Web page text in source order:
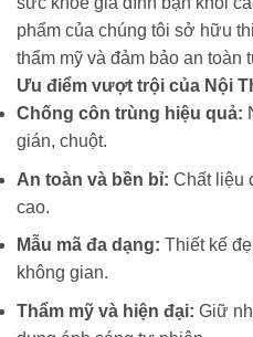
phẩm của chúng tôi sở hữu
thẩm mỹ và đảm bảo an toàn
Ưu điểm vượt trội của Nội
Chống côn trùng hiệu quả:
gián, chuột.
An toàn và bền bỉ: Chất liệu
cao.
Mẫu mã đa dạng: Thiết kế
không gian.
Thẩm mỹ và hiện đại: Giữ